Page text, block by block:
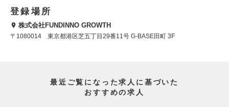
登録場所
株式会社FUNDINNO GROWTH
〒1080014 東京都港区芝五丁目29番11号 G-BASE田町 3F
最近ご覧になった求人に基づいた
おすすめの求人